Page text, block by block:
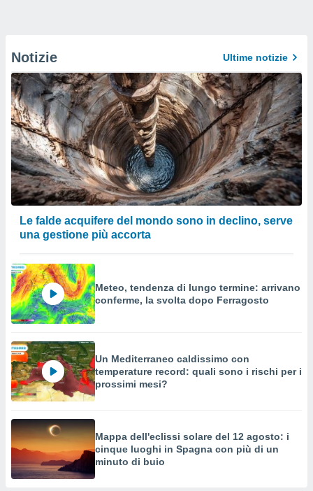
Notizie Ultime notizie
Le falde acquifere del mondo sono in declino, serve
una gestione più accorta
Meteo, tendenza di lungo termine: arrivano
conferme, la svolta dopo Ferragosto
Un Mediterraneo caldissimo con
temperature record: quali sono i rischi per i
prossimi mesi?
Mappa dell'eclissi solare del 12 agosto: i
cinque luoghi in Spagna con più di un
minuto di buio